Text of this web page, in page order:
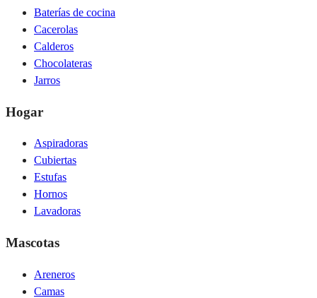
Baterías de cocina
Cacerolas
Calderos
Chocolateras
Jarros
Hogar
Aspiradoras
Cubiertas
Estufas
Hornos
Lavadoras
Mascotas
Areneros
Camas